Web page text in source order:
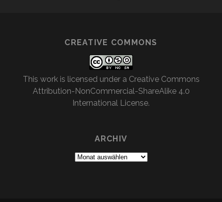
CREATIVE COMMONS
This work is licensed under a Creative Commons
Attribution-NonCommercial-ShareAlike 4.0
International License.
ARCHIV
Archiv